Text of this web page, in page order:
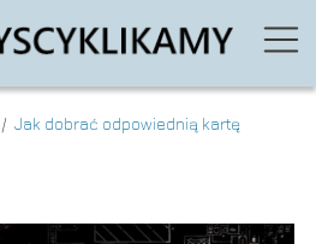
/ Jak dobrać odpowiednią kartę